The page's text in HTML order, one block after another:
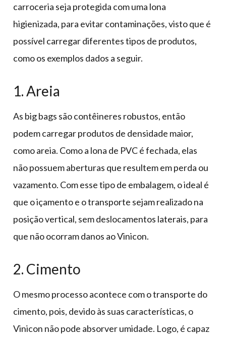
carroceria seja protegida com uma lona
higienizada, para evitar contaminações, visto que é
possível carregar diferentes tipos de produtos,
como os exemplos dados a seguir.
1. Areia
As big bags são contêineres robustos, então
podem carregar produtos de densidade maior,
como areia. Como a lona de PVC é fechada, elas
não possuem aberturas que resultem em perda ou
vazamento. Com esse tipo de embalagem, o ideal é
que o içamento e o transporte sejam realizado na
posição vertical, sem deslocamentos laterais, para
que não ocorram danos ao Vinicon.
2. Cimento
O mesmo processo acontece com o transporte do
cimento, pois, devido às suas características, o
Vinicon não pode absorver umidade. Logo, é capaz